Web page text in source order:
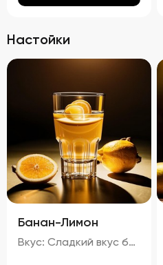
Настойки
Банан-Лимон
Вкус: Сладкий вкус банана с легкой кислинкой лимона, молочный оттенок и характерный привкус водки. Запах: Аромат банана и лимона с нотками молока и алкоголя. 20%